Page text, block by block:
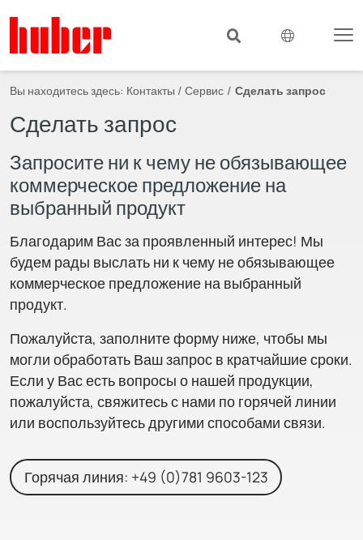
Вы находитесь здесь: Контакты / Сервис Сделать запрос
Сделать запрос
Запросите ни к чему не обязывающее
коммерческое предложение на
выбранный продукт
Благодарим Вас за проявленный интерес! Мы
будем рады выслать ни к чему не обязывающее
коммерческое предложение на выбранный
продукт.
Пожалуйста, заполните форму ниже, чтобы мы
могли обработать Ваш запрос в кратчайшие сроки.
Если у Вас есть вопросы о нашей продукции,
пожалуйста, свяжитесь с нами по горячей линии
или воспользуйтесь другими способами связи.
Горячая линия: +49 (0)781 9603-123